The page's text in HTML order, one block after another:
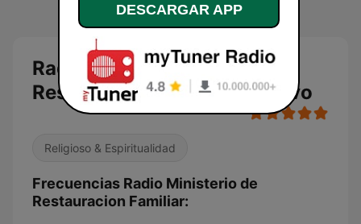
Radio Ministerio de
Restauracion Familiar en vivo
Religioso & Espiritualidad
Frecuencias Radio Ministerio de
Restauracion Familiar:
DESCARGAR APP